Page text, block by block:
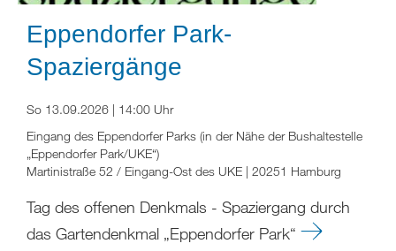
Eppendorfer Park-
Spaziergänge
So 13.09.2026 | 14:00 Uhr
Eingang des Eppendorfer Parks (in der Nähe der Bushaltestelle
„Eppendorfer Park/UKE“)
Martinistraße 52 / Eingang-Ost des UKE | 20251 Hamburg
Tag des offenen Denkmals - Spaziergang durch
das Gartendenkmal „Eppendorfer Park“